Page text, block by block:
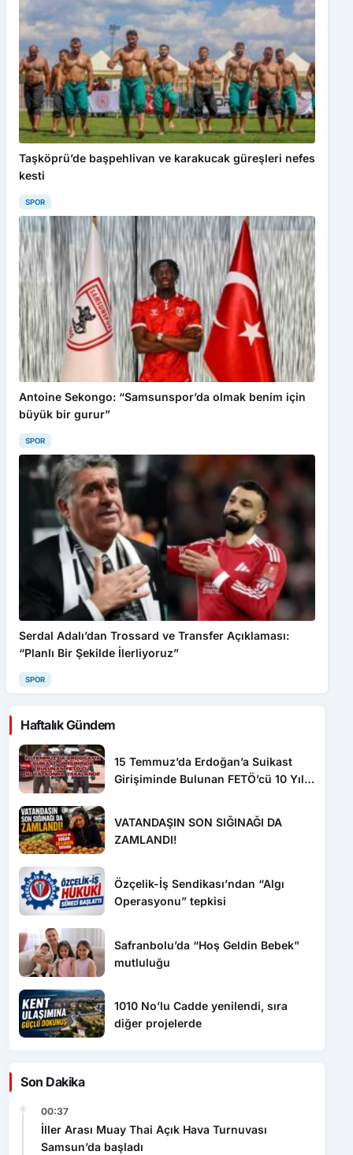
Taşköprü’de başpehlivan ve karakucak güreşleri nefes
kesti
SPOR
Antoine Sekongo: “Samsunspor’da olmak benim için
büyük bir gurur”
SPOR
Serdal Adalı’dan Trossard ve Transfer Açıklaması:
“Planlı Bir Şekilde İlerliyoruz”
SPOR
Haftalık Gündem
15 Temmuz’da Erdoğan’a Suikast
Girişiminde Bulunan FETÖ’cü 10 Yıl
VATANDAŞIN SON SIĞINAĞI DA
ZAMLANDI!
Özçelik-İş Sendikası’ndan “Algı
Operasyonu” tepkisi
Safranbolu’da “Hoş Geldin Bebek”
mutluluğu
1010 No’lu Cadde yenilendi, sıra
diğer projelerde
Son Dakika
00:37
İller Arası Muay Thai Açık Hava Turnuvası
Samsun’da başladı